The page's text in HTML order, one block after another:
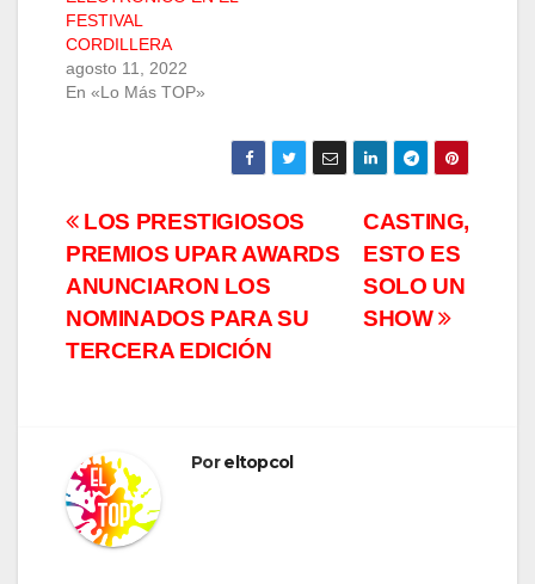
FESTIVAL
CORDILLERA
agosto 11, 2022
En «Lo Más TOP»
Navegación
de
entradas
CASTING,
ESTO ES
SOLO UN
SHOW
LOS PRESTIGIOSOS
PREMIOS UPAR AWARDS
ANUNCIARON LOS
NOMINADOS PARA SU
TERCERA EDICIÓN
Poreltopcol